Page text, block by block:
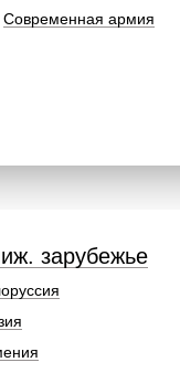
Современная армия
зарубежье